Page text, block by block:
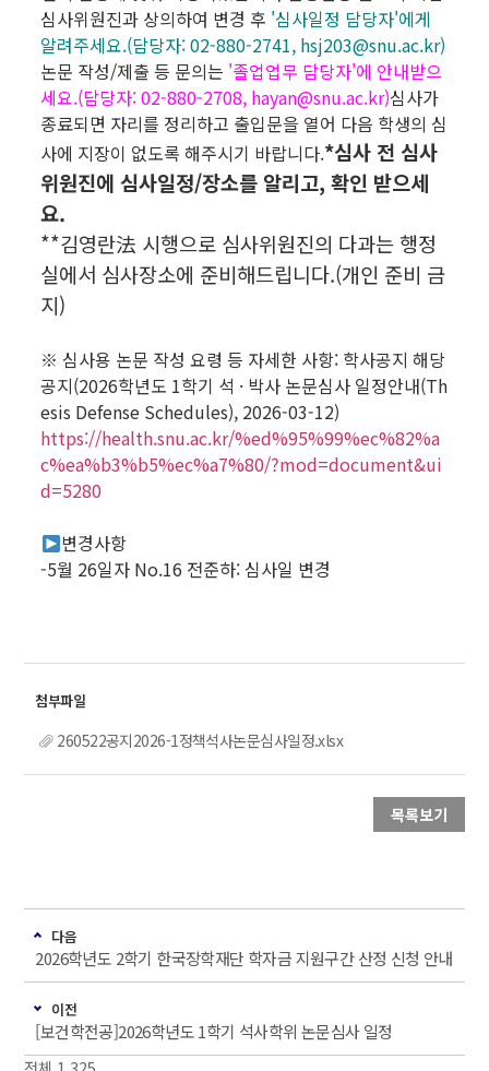
심사위원진과 상의하여 변경 후 '심사일정 담당자'에게
알려주세요.(담당자: 02-880-2741, hsj203@snu.ac.kr)
논문 작성/제출 등 문의는 '졸업업무 담당자'에 안내받으
세요.(담당자: 02-880-2708, hayan@snu.ac.kr)심사가
종료되면 자리를 정리하고 출입문을 열어 다음 학생의 심
사에 지장이 없도록 해주시기 바랍니다.*심사 전 심사
위원진에 심사일정/장소를 알리고, 확인 받으세
요.
**김영란法 시행으로 심사위원진의 다과는 행정
실에서 심사장소에 준비해드립니다.(개인 준비 금
지)
※ 심사용 논문 작성 요령 등 자세한 사항: 학사공지 해당
공지(2026학년도 1학기 석 · 박사 논문심사 일정안내(Th
esis Defense Schedules), 2026-03-12)
https://health.snu.ac.kr/%ed%95%99%ec%82%a
c%ea%b3%b5%ec%a7%80/?mod=document&ui
d=5280
변경사항
-5월 26일자 No.16 전준하: 심사일 변경
260522공지2026-1정책석사논문심사일정.xlsx
목록보기
다음
2026학년도 2학기 한국장학재단 학자금 지원구간 산정 신청 안내
이전
[보건학전공]2026학년도 1학기 석사학위 논문심사 일정